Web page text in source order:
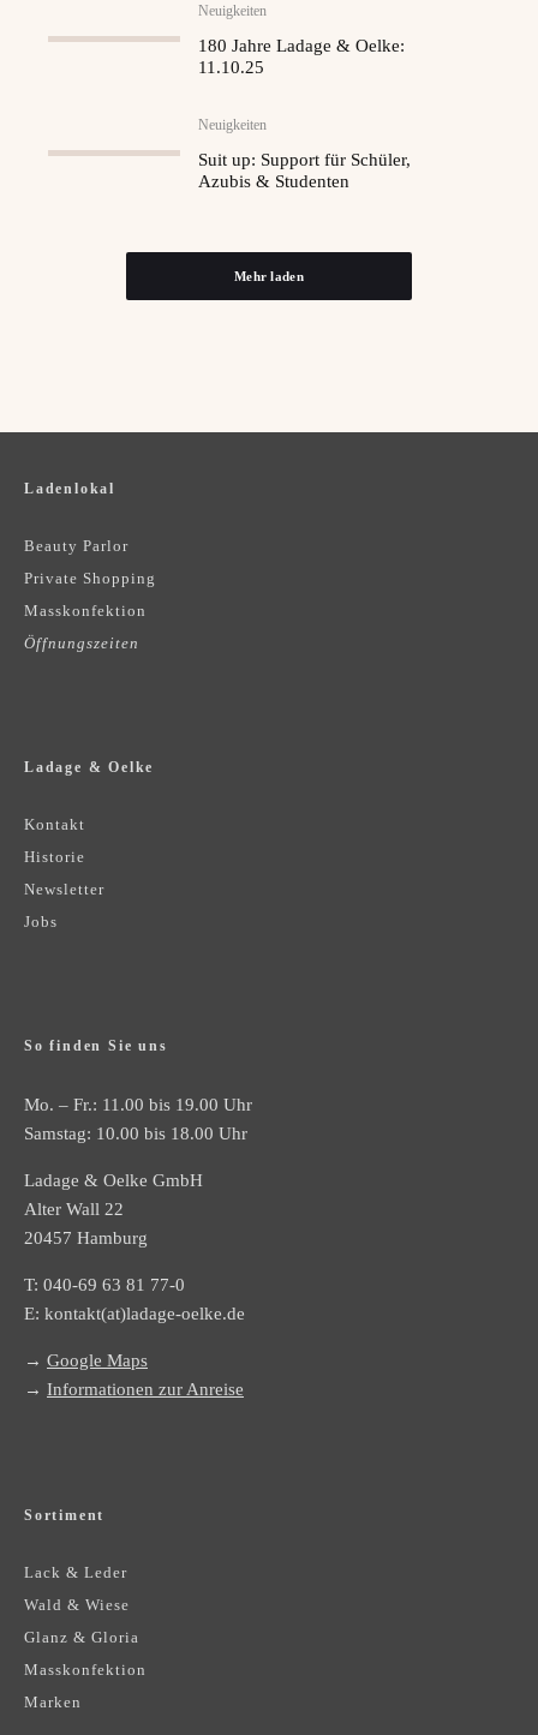
Neuigkeiten
180 Jahre Ladage & Oelke:
11.10.25
Neuigkeiten
Suit up: Support für Schüler,
Azubis & Studenten
Mehr laden
Ladenlokal
Beauty Parlor
Private Shopping
Masskonfektion
Öffnungszeiten
Ladage & Oelke
Kontakt
Historie
Newsletter
Jobs
So finden Sie uns
Mo. – Fr.: 11.00 bis 19.00 Uhr
Samstag: 10.00 bis 18.00 Uhr
Ladage & Oelke GmbH
Alter Wall 22
20457 Hamburg
T: 040-69 63 81 77-0
E: kontakt(at)ladage-oelke.de
→ Google Maps
→ Informationen zur Anreise
Sortiment
Lack & Leder
Wald & Wiese
Glanz & Gloria
Masskonfektion
Marken